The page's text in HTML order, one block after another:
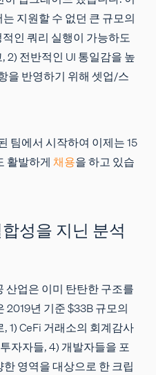
지원할 수 없던 큰 규모의
인 쿼리 실행이 가능하도
2) 전반적인 UI 통일감을 높
을 반영하기 위해 셋업/스
팀에서 시작하여 이제는 15
활발하게채용을 하고 있습
성을 지닌 분석
산업은 이미 탄탄한 구조를
2019년 기준 $33B 규모의
1) CeFi 거래소의 회계감사
자자들, 4) 개발자들을 포
영역을 대상으로 한 크립